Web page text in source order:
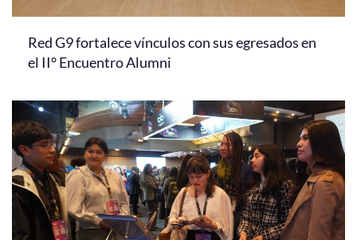
Red G9 fortalece vínculos con sus egresados en
el II° Encuentro Alumni